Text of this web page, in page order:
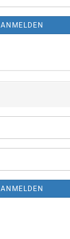
ANMELDEN
ANMELDEN